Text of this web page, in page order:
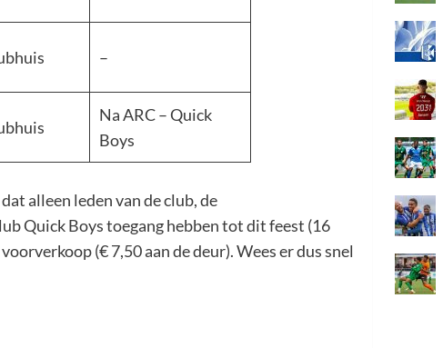
–
Na ARC – Quick
Boys
alleen leden van de club, de
Quick Boys toegang hebben tot dit feest (16
(€ 7,50 aan de deur). Wees er dus snel